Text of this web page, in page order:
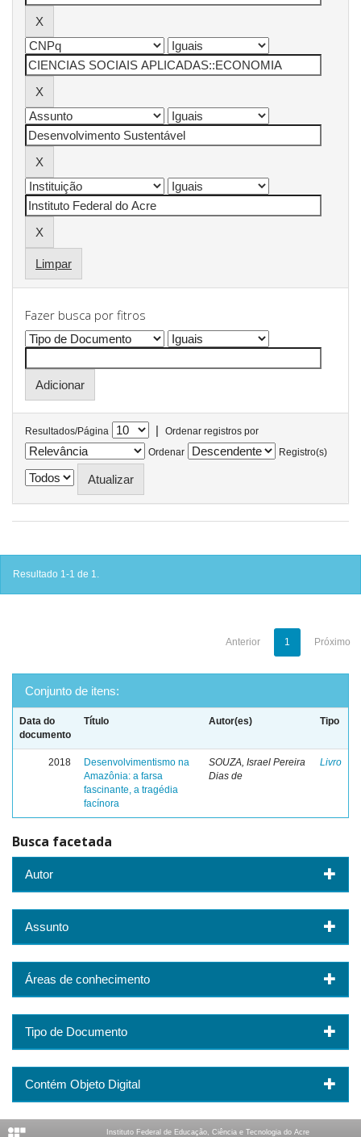
Limpar
Fazer busca por fitros
Resultados/Página |
Ordenar registros por
Ordenar
Registro(s)
Resultado 1-1 de 1.
Anterior 1 Próximo
Conjunto de itens:
Data do
documento
Título Autor(es) Tipo
2018
Desenvolvimentismo na
Amazônia: a farsa
fascinante, a tragédia
facínora
SOUZA, Israel Pereira
Dias de
Livro
Busca facetada
Autor
Assunto
Áreas de conhecimento
Tipo de Documento
Contém Objeto Digital
Instituto Federal de Educação, Ciência e Tecnologia do Acre